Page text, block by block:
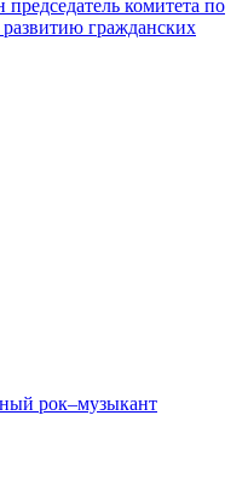
председатель комитета по
гражданских
рок–музыкант